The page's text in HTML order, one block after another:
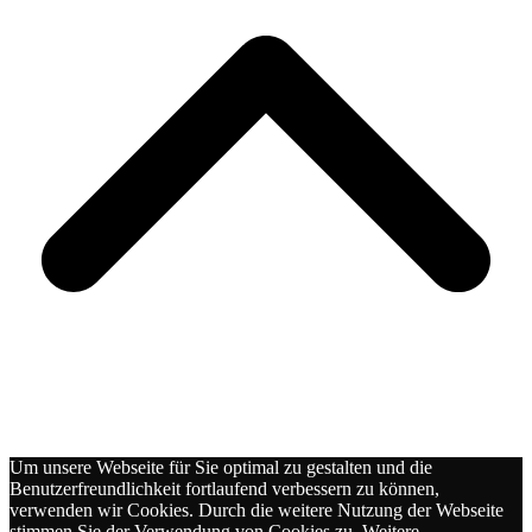
Um unsere Webseite für Sie optimal zu gestalten und die
Benutzerfreundlichkeit fortlaufend verbessern zu können,
verwenden wir Cookies. Durch die weitere Nutzung der Webseite